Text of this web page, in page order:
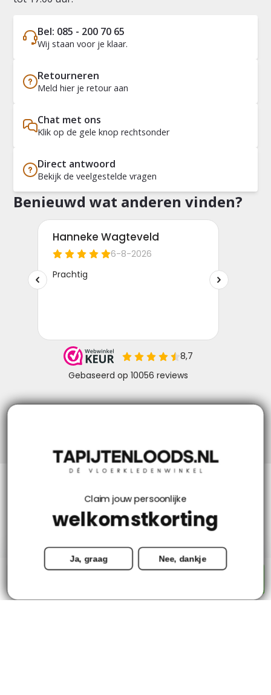
Bel: 085 - 200 70 65
Wij staan voor je klaar.
Retourneren
Meld hier je retour aan
Chat met ons
Klik op de gele knop rechtsonder
Direct antwoord
Bekijk de veelgestelde vragen
Benieuwd wat anderen vinden?
Mijn account
Categorieën
Contact
Claim jouw persoonlijke
welkomstkorting
Ja, graag Nee, dankje